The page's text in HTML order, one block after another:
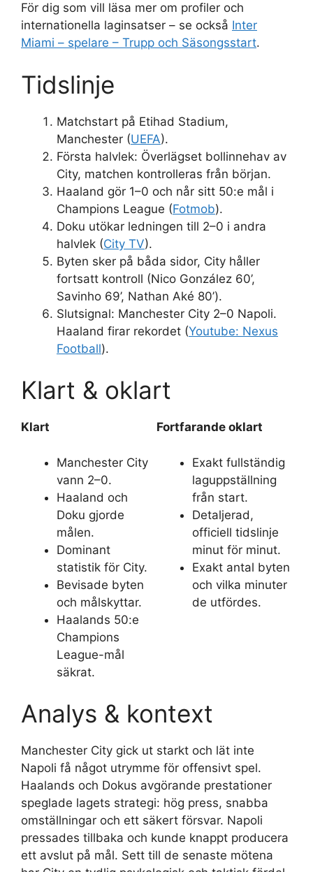
För dig som vill läsa mer om profiler och
internationella laginsatser – se också Inter
Miami – spelare – Trupp och Säsongsstart.
Tidslinje
Matchstart på Etihad Stadium,
Manchester (UEFA).
Första halvlek: Överlägset bollinnehav av
City, matchen kontrolleras från början.
Haaland gör 1–0 och når sitt 50:e mål i
Champions League (Fotmob).
Doku utökar ledningen till 2–0 i andra
halvlek (City TV).
Byten sker på båda sidor, City håller
fortsatt kontroll (Nico González 60’,
Savinho 69’, Nathan Aké 80’).
Slutsignal: Manchester City 2–0 Napoli.
Haaland firar rekordet (Youtube: Nexus
Football).
Klart & oklart
Klart
Manchester City
vann 2–0.
Haaland och
Doku gjorde
målen.
Dominant
statistik för City.
Bevisade byten
och målskyttar.
Haalands 50:e
Champions
League-mål
säkrat.
Fortfarande oklart
Exakt fullständig
laguppställning
från start.
Detaljerad,
officiell tidslinje
minut för minut.
Exakt antal byten
och vilka minuter
de utfördes.
Analys & kontext
Manchester City gick ut starkt och lät inte
Napoli få något utrymme för offensivt spel.
Haalands och Dokus avgörande prestationer
speglade lagets strategi: hög press, snabba
omställningar och ett säkert försvar. Napoli
pressades tillbaka och kunde knappt producera
ett avslut på mål. Sett till de senaste mötena